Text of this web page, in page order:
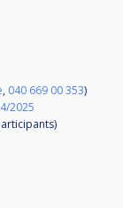
, 040 669 00 353)
2025
)